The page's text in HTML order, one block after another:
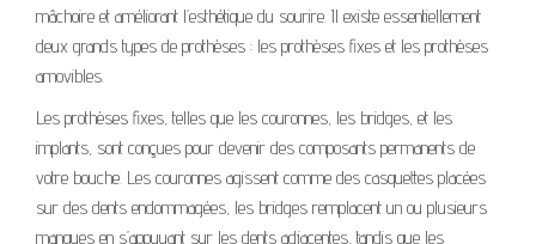
mâchoire et améliorant l’esthétique du sourire. Il existe essentiellement
deux grands types de prothèses : les prothèses fixes et les prothèses
amovibles.
Les prothèses fixes, telles que les couronnes, les bridges, et les
implants, sont conçues pour devenir des composants permanents de
votre bouche. Les couronnes agissent comme des casquettes placées
sur des dents endommagées, les bridges remplacent un ou plusieurs
manques en s’appuyant sur les dents adjacentes, tandis que les